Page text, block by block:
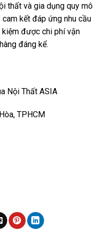
thất và gia dụng quy mô
kết đáp ứng nhu cầu
kiệm được chi phí vận
đáng kể.
Nội Thất ASIA
TPHCM